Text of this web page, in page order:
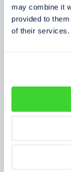
may combine it
provided to
of their services.